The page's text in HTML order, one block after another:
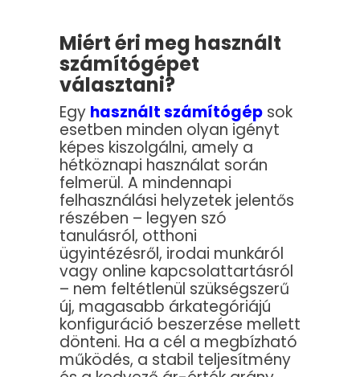
Miért éri meg használt
számítógépet
választani?
Egy használt számítógép sok
esetben minden olyan igényt
képes kiszolgálni, amely a
hétköznapi használat során
felmerül. A mindennapi
felhasználási helyzetek jelentős
részében – legyen szó
tanulásról, otthoni
ügyintézésről, irodai munkáról
vagy online kapcsolattartásról
– nem feltétlenül szükségszerű
új, magasabb árkategóriájú
konfiguráció beszerzése mellett
dönteni. Ha a cél a megbízható
működés, a stabil teljesítmény